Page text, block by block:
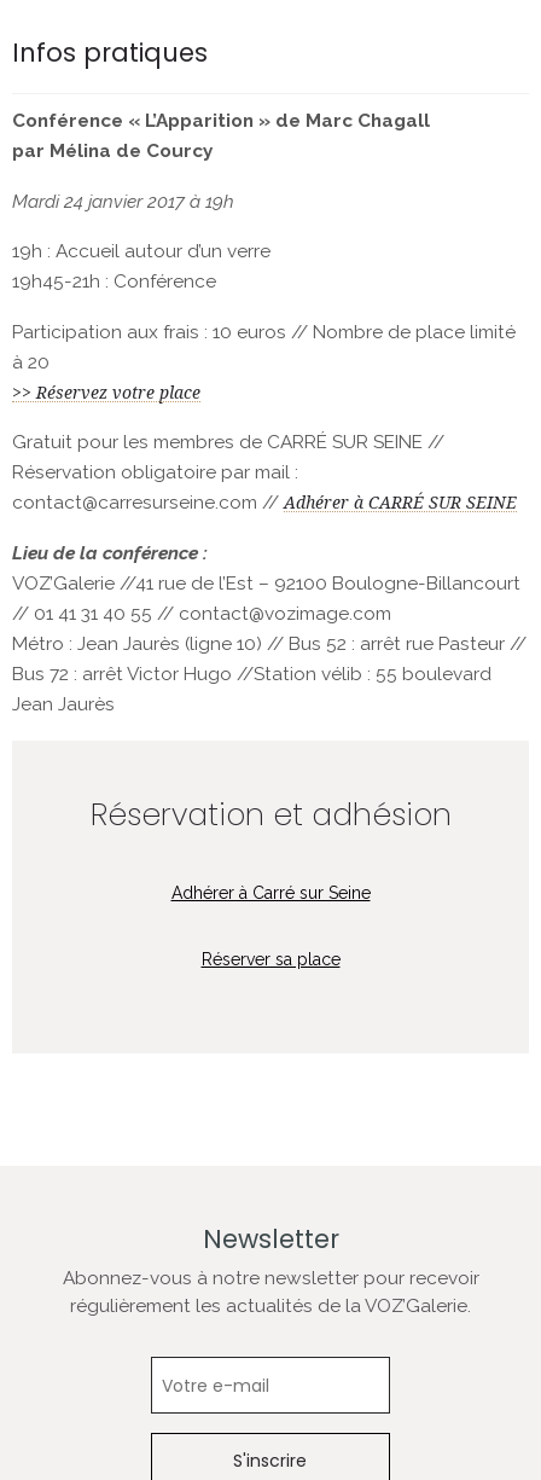
Infos pratiques
Conférence « L’Apparition » de Marc Chagall
par Mélina de Courcy
Mardi 24 janvier 2017 à 19h
19h : Accueil autour d’un verre
19h45-21h : Conférence
Participation aux frais : 10 euros // Nombre de place limité
à 20
>> Réservez votre place
Gratuit pour les membres de CARRÉ SUR SEINE //
Réservation obligatoire par mail :
contact@carresurseine.com //Adhérer à CARRÉ SUR SEINE
Lieu de la conférence :
VOZ’Galerie //41 rue de l’Est – 92100 Boulogne-Billancourt
// 01 41 31 40 55 // contact@vozimage.com
Métro : Jean Jaurès (ligne 10) // Bus 52 : arrêt rue Pasteur //
Bus 72 : arrêt Victor Hugo //Station vélib : 55 boulevard
Jean Jaurès
Réservation et adhésion
Adhérer à Carré sur Seine
Réserver sa place
Newsletter
Abonnez-vous à notre newsletter pour recevoir
régulièrement les actualités de la VOZ’Galerie.